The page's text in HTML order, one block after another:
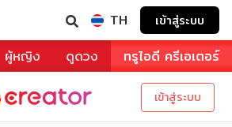
TH เข้าสู่ระบบ
ผู้หญิง ดูดวง ทรูไอดี ครีเอเตอร์
เข้าสู่ระบบ